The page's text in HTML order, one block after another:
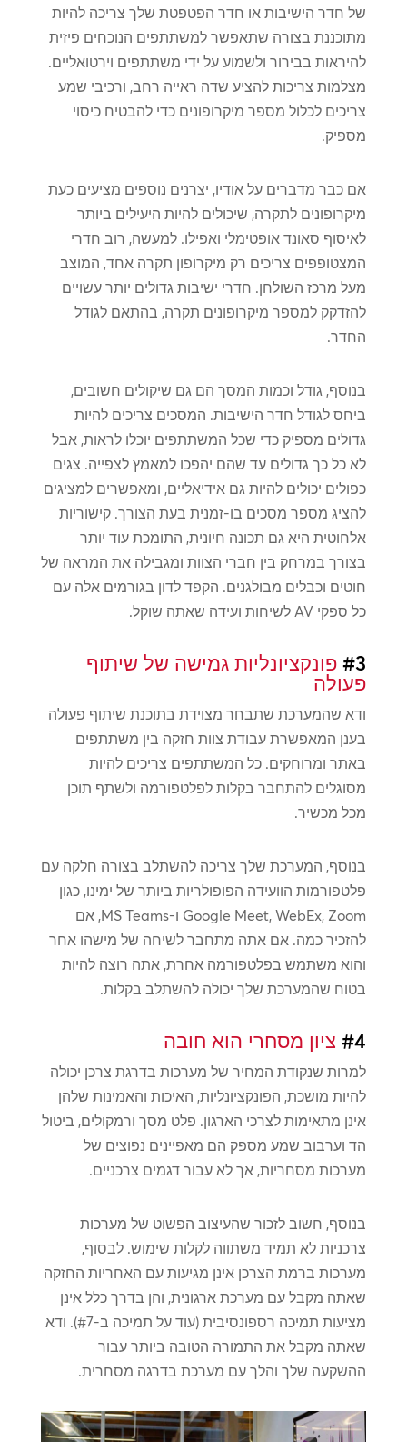
של חדר הישיבות או חדר הפטפטת שלך צריכה להיות
מתוכננת בצורה שתאפשר למשתתפים הנוכחים פיזית
להיראות בבירור ולשמוע על ידי משתתפים וירטואליים.
מצלמות צריכות להציע שדה ראייה רחב, ורכיבי שמע
צריכים לכלול מספר מיקרופונים כדי להבטיח כיסוי
מספיק.
אם כבר מדברים על אודיו, יצרנים נוספים מציעים כעת
מיקרופונים לתקרה, שיכולים להיות היעילים ביותר
לאיסוף סאונד אופטימלי ואפילו. למעשה, רוב חדרי
המצטופפים צריכים רק מיקרופון תקרה אחד, המוצב
מעל מרכז השולחן. חדרי ישיבות גדולים יותר עשויים
להזדקק למספר מיקרופונים תקרה, בהתאם לגודל
החדר.
בנוסף, גודל וכמות המסך הם גם שיקולים חשובים,
ביחס לגודל חדר הישיבות. המסכים צריכים להיות
גדולים מספיק כדי שכל המשתתפים יוכלו לראות, אבל
לא כל כך גדולים עד שהם יהפכו למאמץ לצפייה. צגים
כפולים יכולים להיות גם אידיאליים, ומאפשרים למציגים
להציג מספר מסכים בו-זמנית בעת הצורך. קישוריות
אלחוטית היא גם תכונה חיונית, התומכת עוד יותר
בצורך במרחק בין חברי הצוות ומגבילה את המראה של
חוטים וכבלים מבולגנים. הקפד לדון בגורמים אלה עם
כל ספקי AV לשיחות ועידה שאתה שוקל.
#3פונקציונליות גמישה של שיתוף
פעולה
ודא שהמערכת שתבחר מצוידת בתוכנת שיתוף פעולה
בענן המאפשרת עבודת צוות חזקה בין משתתפים
באתר ומרוחקים. כל המשתתפים צריכים להיות
מסוגלים להתחבר בקלות לפלטפורמה ולשתף תוכן
מכל מכשיר.
בנוסף, המערכת שלך צריכה להשתלב בצורה חלקה עם
פלטפורמות הוועידה הפופולריות ביותר של ימינו, כגון
Google Meet, WebEx, Zoom ו-MS Teams, אם
להזכיר כמה. אם אתה מתחבר לשיחה של מישהו אחר
והוא משתמש בפלטפורמה אחרת, אתה רוצה להיות
בטוח שהמערכת שלך יכולה להשתלב בקלות.
#4ציון מסחרי הוא חובה
למרות שנקודת המחיר של מערכות בדרגת צרכן יכולה
להיות מושכת, הפונקציונליות, האיכות והאמינות שלהן
אינן מתאימות לצרכי הארגון. פלט מסך ורמקולים, ביטול
הד וערבוב שמע מספק הם מאפיינים נפוצים של
מערכות מסחריות, אך לא עבור דגמים צרכניים.
בנוסף, חשוב לזכור שהעיצוב הפשוט של מערכות
צרכניות לא תמיד משתווה לקלות שימוש. לבסוף,
מערכות ברמת הצרכן אינן מגיעות עם האחריות החזקה
שאתה מקבל עם מערכת ארגונית, והן בדרך כלל אינן
מציעות תמיכה רספונסיבית (עוד על תמיכה ב-#7). ודא
שאתה מקבל את התמורה הטובה ביותר עבור
ההשקעה שלך והלך עם מערכת בדרגה מסחרית.